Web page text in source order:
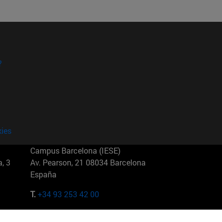
3
Campus Barcelona (IESE)
Av. Pearson, 21 08034 Barcelona
España
T.+34 93 253 42 00